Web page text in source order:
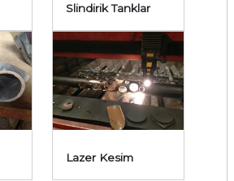
Slindirik Tanklar
Lazer Kesim